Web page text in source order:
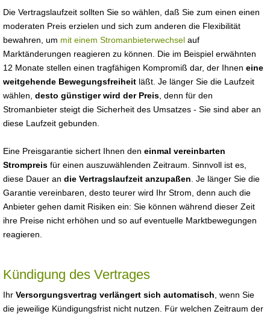
Die Vertragslaufzeit sollten Sie so wählen, daß Sie zum einen einen
moderaten Preis erzielen und sich zum anderen die Flexibilität
bewahren, um mit einem Stromanbieterwechsel auf
Marktänderungen reagieren zu können. Die im Beispiel erwähnten
12 Monate stellen einen tragfähigen Kompromiß dar, der Ihnen eine
weitgehende Bewegungsfreiheit läßt. Je länger Sie die Laufzeit
wählen, desto günstiger wird der Preis , denn für den
Stromanbieter steigt die Sicherheit des Umsatzes - Sie sind aber an
diese Laufzeit gebunden.
Eine Preisgarantie sichert Ihnen den einmal vereinbarten
Strompreis für einen auszuwählenden Zeitraum. Sinnvoll ist es,
diese Dauer an die Vertragslaufzeit anzupaßen . Je länger Sie die
Garantie vereinbaren, desto teurer wird Ihr Strom, denn auch die
Anbieter gehen damit Risiken ein: Sie können während dieser Zeit
ihre Preise nicht erhöhen und so auf eventuelle Marktbewegungen
reagieren.
Kündigung des Vertrages
Ihr Versorgungsvertrag verlängert sich automatisch , wenn Sie
die jeweilige Kündigungsfrist nicht nutzen. Für welchen Zeitraum der